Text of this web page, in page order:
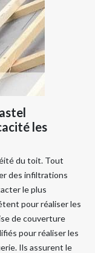
les
du toit. Tout
des infiltrations
le plus
pour réaliser les
de couverture
pour réaliser les
Ils assurent le